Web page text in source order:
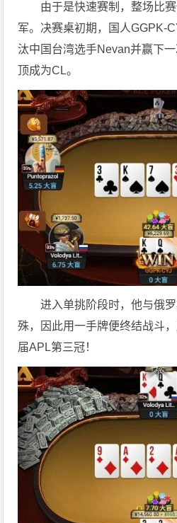
由于是快速赛制，整场比
军。决赛桌初期，国人GGPK-
汰中国台湾选手Nevan并赢下
顶成为CL。
进入单挑阶段时，他与俄
殊，因此用一手牌便终结战斗
届APL第三冠！